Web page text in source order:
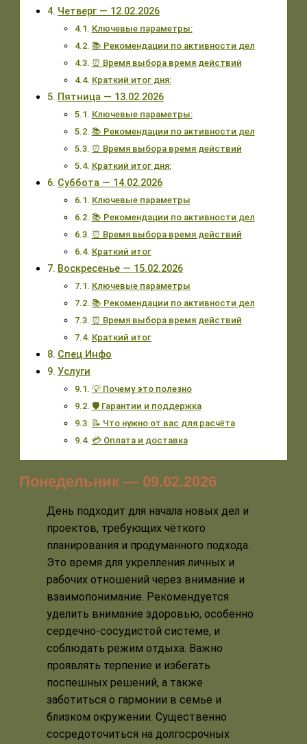
Четверг — 12.02.2026
Ключевые параметры:
📚 Рекомендации по активности дел
⏰ Время выбора время действий
Краткий итог дня:
Пятница — 13.02.2026
Ключевые параметры:
📚 Рекомендации по активности дел
⏰ Время выбора время действий
Краткий итог дня:
Суббота — 14.02.2026
Ключевые параметры
📚 Рекомендации по активности дел
⏰ Время выбора время действий
Краткий итог
Воскресенье — 15.02.2026
Ключевые параметры
📚 Рекомендации по активности дел
⏰ Время выбора время действий
Краткий итог
Спец Инфо
Услуги
💡 Почему это полезно
🛡️ Гарантии и поддержка
📝 Что нужно от вас для расчёта
💳 Оплата и доставка
Понедельник — 09.02.2026
День подходит для начала новых дел и
проектов, требующих чёткого
планирования и продуманного подхода.
Это время для укрепления личных и
рабочих отношений через внимание и
взаимопонимание. Рекомендуется
уделить внимание здоровью, особенно
сердечно-сосудистой системе, и
соблюдать режим отдыха. Важно
проявлять терпение и избегать
поспешных решений, а также
заботиться о гармонии в семье и
близком окружении. Существенно
сосредоточиться на долгосрочных